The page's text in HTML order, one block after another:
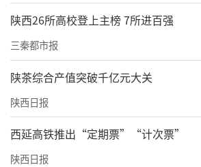
陕西26所高校登上主榜 7所进百强
三秦都市报
陕茶综合产值突破千亿元大关
陕西日报
西延高铁推出“定期票”“计次票”
陕西日报